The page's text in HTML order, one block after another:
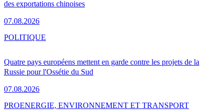
des exportations chinoises
07.08.2026
Quatre pays européens mettent en garde contre les projets de la
Russie pour l'Ossétie du Sud
07.08.2026
POLITIQUE
PROENERGIE, ENVIRONNEMENT ET TRANSPORT